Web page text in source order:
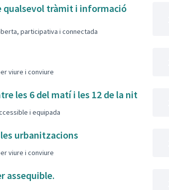
qualsevol tràmit i informació
participativa i connectada
viure i conviure
les 6 del matí i les 12 de la nit
i equipada
urbanitzacions
viure i conviure
assequible.